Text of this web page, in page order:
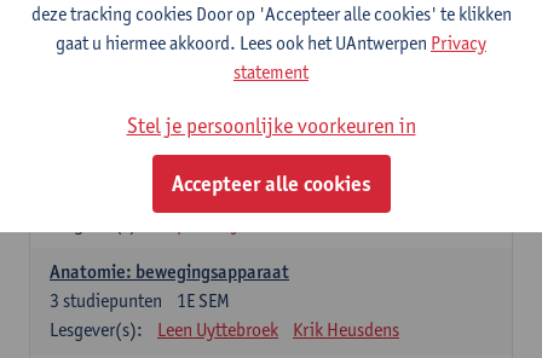
Studium generale in de biomedische wetenschappen deel
1: onderzoek in de levenswetenschappen
Lesgever(s):
Anja Verhulst Sebastiaan De Schepper
1E SEM
Anatomie: bewegingsapparaat
1E SEM
3 studiepunten
Lesgever(s):
Leen Uyttebroek Krik Heusdens
deze tracking cookies Door op 'Accepteer alle cookies' te klikken
gaat u hiermee akkoord. Lees ook het UAntwerpen Privacy
statement
Stel je persoonlijke voorkeuren in
Accepteer alle cookies